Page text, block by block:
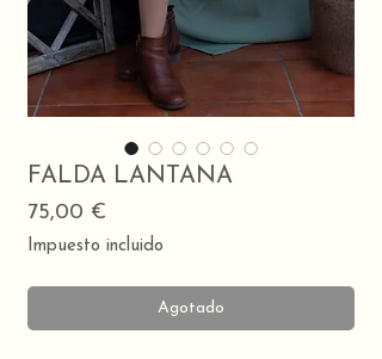
FALDA LANTANA
75,00 €
Impuesto incluido
Agotado